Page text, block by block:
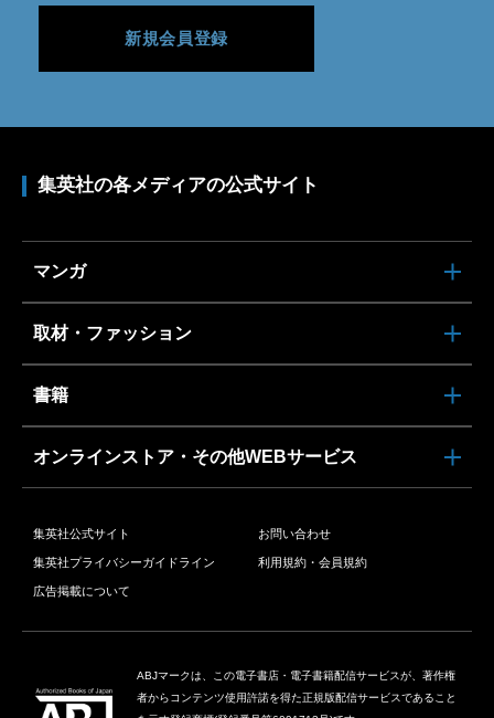
新規会員登録
集英社の各メディアの公式サイト
マンガ
取材・ファッション
書籍
オンラインストア・その他WEBサービス
集英社公式サイト お問い合わせ
集英社プライバシーガイドライン 利用規約・会員規約
広告掲載について
ABJマークは、この電子書店・電子書籍配信サービスが、著作権
者からコンテンツ使用許諾を得た正規版配信サービスであること